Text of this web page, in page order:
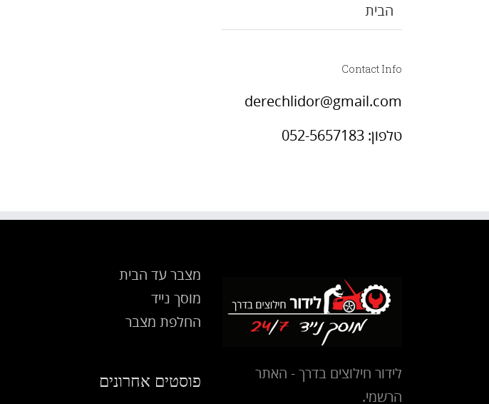
הבית
Contact Info
derechlidor@gmail.com
טלפון: 052-5657183
לידור חילוצים בדרך - האתר
הרשמי.
מצבר עד הבית
מוסך נייד
החלפת מצבר
פוסטים אחרונים